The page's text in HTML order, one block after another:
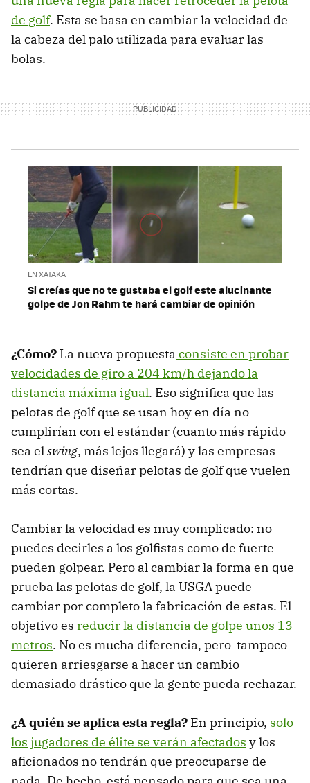
de golf. Esta se basa en cambiar la velocidad de
la cabeza del palo utilizada para evaluar las
bolas.
EN XATAKA
Si creías que no te gustaba el golf este alucinante
golpe de Jon Rahm te hará cambiar de opinión
¿Cómo? La nueva propuesta consiste en probar
velocidades de giro a 204 km/h dejando la
distancia máxima igual. Eso significa que las
pelotas de golf que se usan hoy en día no
cumplirían con el estándar (cuanto más rápido
sea elswing, más lejos llegará) y las empresas
tendrían que diseñar pelotas de golf que vuelen
más cortas.
Cambiar la velocidad es muy complicado: no
puedes decirles a los golfistas como de fuerte
pueden golpear. Pero al cambiar la forma en que
prueba las pelotas de golf, la USGA puede
cambiar por completo la fabricación de estas. El
objetivo es reducir la distancia de golpe unos 13
metros. No es mucha diferencia, pero tampoco
quieren arriesgarse a hacer un cambio
demasiado drástico que la gente pueda rechazar.
¿A quién se aplica esta regla? En principio, solo
los jugadores de élite se verán afectados y los
aficionados no tendrán que preocuparse de